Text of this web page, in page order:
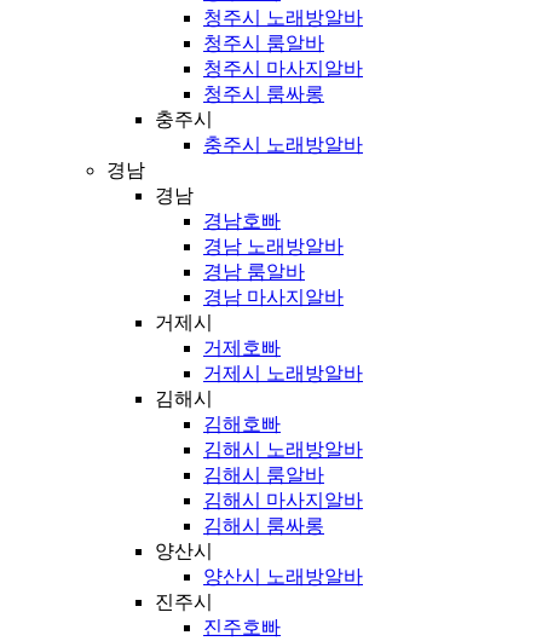
청주시 노래방알바
청주시 룸알바
청주시 마사지알바
청주시 룸싸롱
충주시
충주시 노래방알바
경남
경남
경남호빠
경남 노래방알바
경남 룸알바
경남 마사지알바
거제시
거제호빠
거제시 노래방알바
김해시
김해호빠
김해시 노래방알바
김해시 룸알바
김해시 마사지알바
김해시 룸싸롱
양산시
양산시 노래방알바
진주시
진주호빠